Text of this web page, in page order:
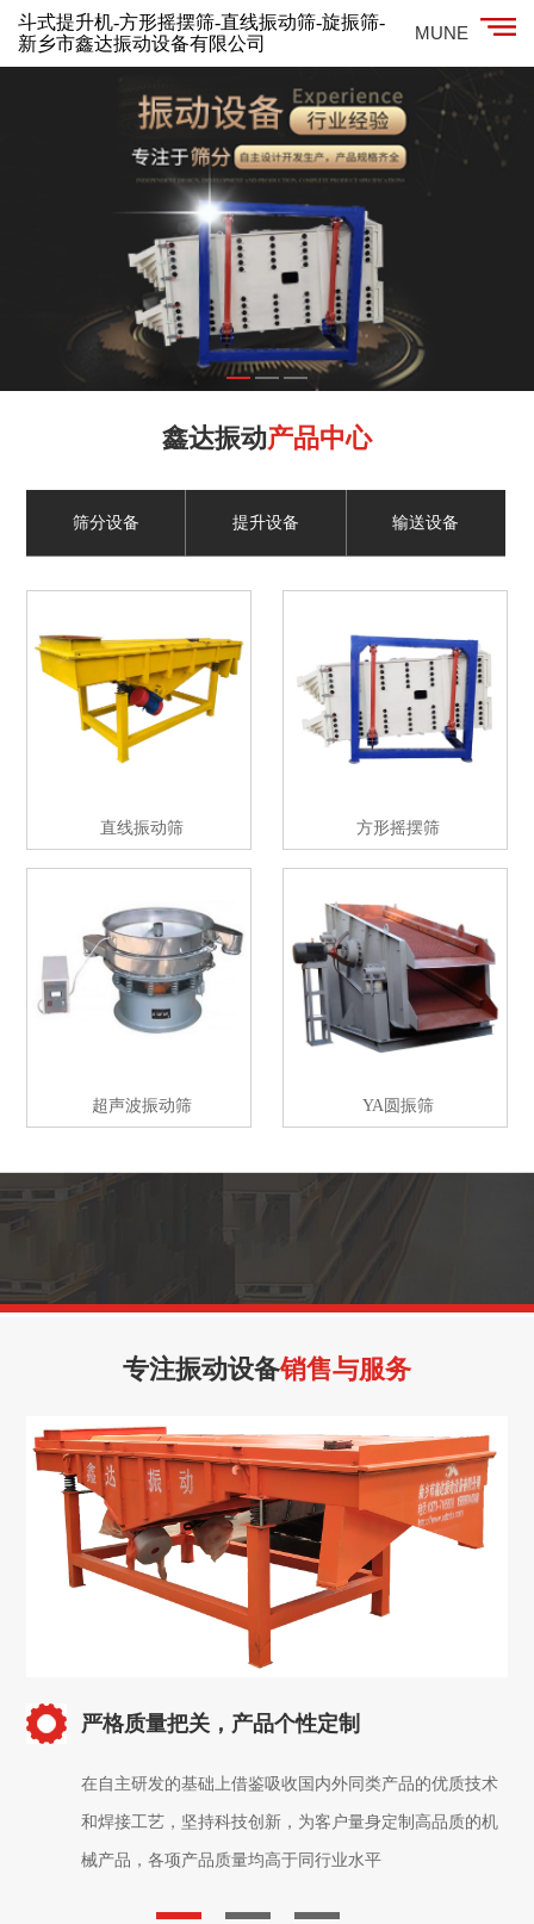
斗式提升机-方形摇摆筛-直线振动筛-旋振筛-
新乡市鑫达振动设备有限公司
MUNE
鑫达振动产品中心
筛分设备 提升设备 输送设备
直线振动筛 方形摇摆筛
超声波振动筛 YA圆振筛
专注振动设备销售与服务
严格质量把关，产品个性定制
在自主研发的基础上借鉴吸收国内外同类产品的优质技术
和焊接工艺，坚持科技创新，为客户量身定制高品质的机
械产品，各项产品质量均高于同行业水平